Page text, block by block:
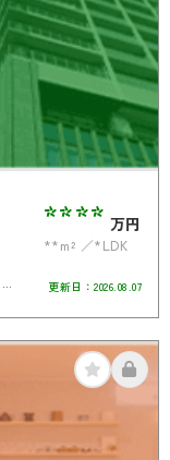
**** 万円
**m²
*LDK
更新日： 2026.08.07